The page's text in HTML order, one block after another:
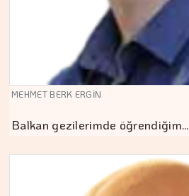
MEHMET BERK ERGİN
Balkan gezilerimde öğrendiğim…